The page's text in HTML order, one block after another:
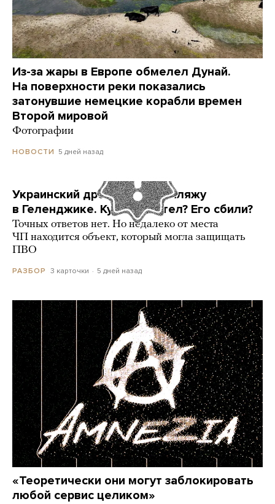
Из-за жары в Европе обмелел Дунай.
На поверхности реки показались
затонувшие немецкие корабли времен
Второй мировой
Фотографии
НОВОСТИ 5 дней назад
Украинский дрон попал по пляжу
в Геленджике. Куда он летел? Его сбили?
Точных ответов нет. Но недалеко от места
ЧП находится объект, который могла защищать
ПВО
РАЗБОР 3 карточки 5 дней назад
«Теоретически они могут заблокировать
любой сервис целиком»